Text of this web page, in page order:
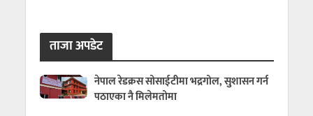
ताजा अपडेट
नेपाल रेडक्रस सोसाईटीमा भद्रगोल, सुशासन गर्न
पठाएका नै मिलेमतोमा